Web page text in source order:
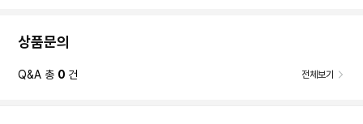
상품문의
Q&A 총 0 건 전체보기